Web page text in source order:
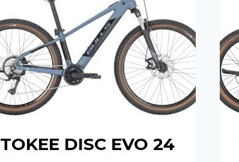
TOKEE DISC EVO 24